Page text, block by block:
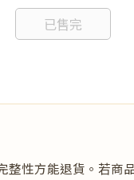
已售完
整性方能退貨。若商